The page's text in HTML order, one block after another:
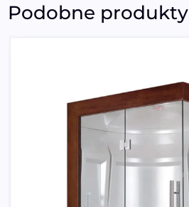
Podobne produkty